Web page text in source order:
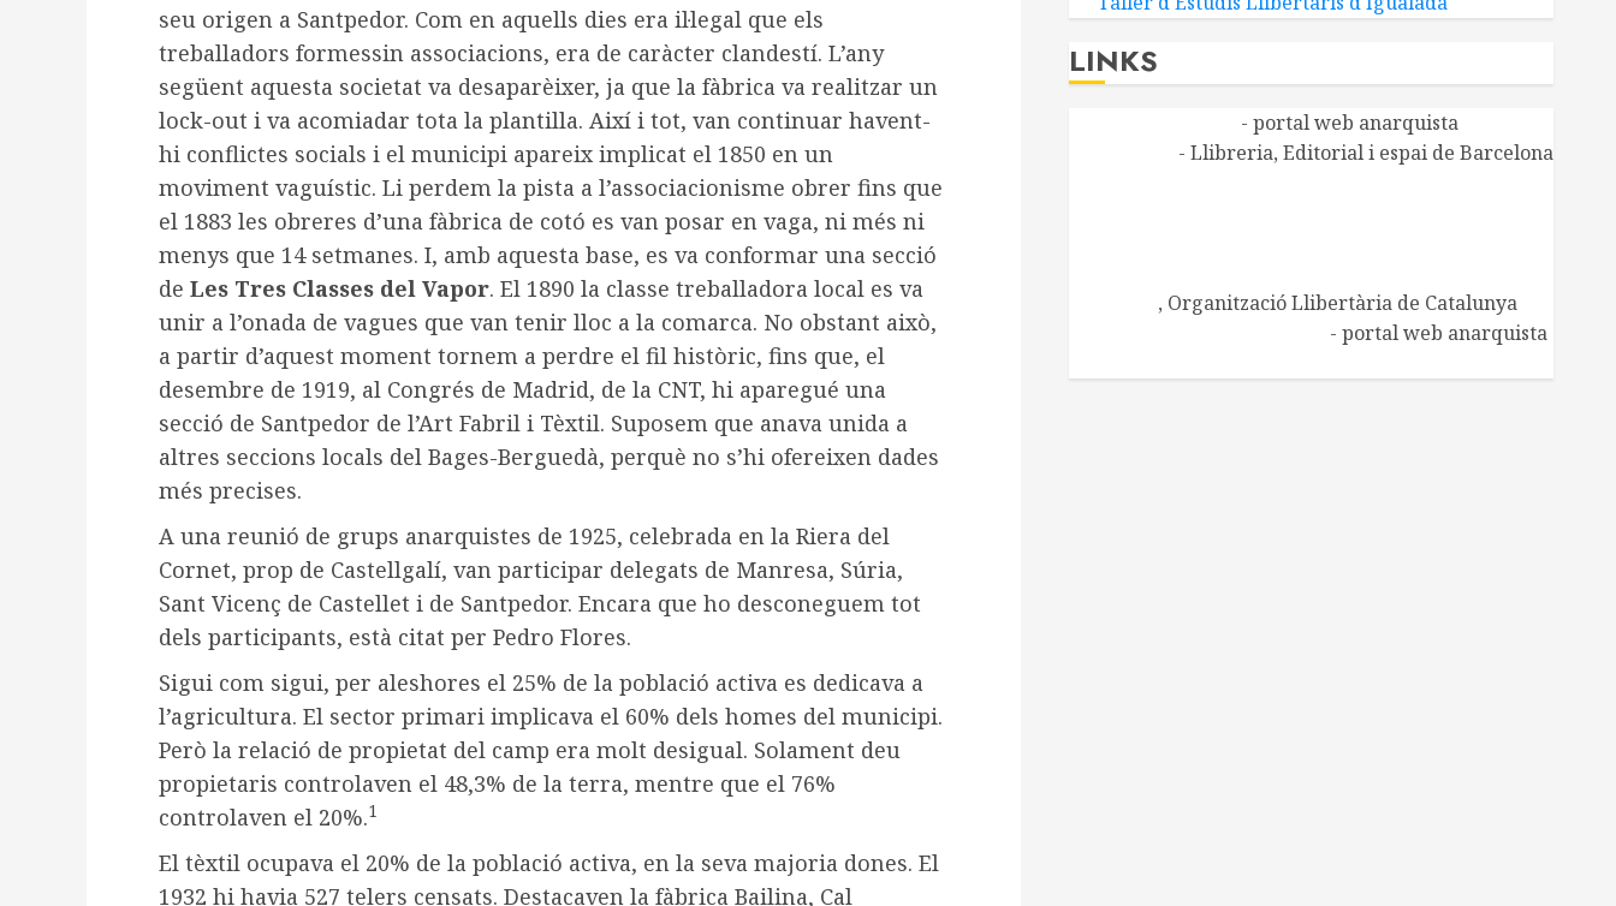
seu origen a Santpedor. Com en aquells dies era il·legal que els
treballadors formessin associacions, era de caràcter clandestí. L’any
següent aquesta societat va desaparèixer, ja que la fàbrica va realitzar un
lock-out i va acomiadar tota la plantilla. Així i tot, van continuar havent-
hi conflictes socials i el municipi apareix implicat el 1850 en un
moviment vaguístic. Li perdem la pista a l’associacionisme obrer fins que
el 1883 les obreres d’una fàbrica de cotó es van posar en vaga, ni més ni
menys que 14 setmanes. I, amb aquesta base, es va conformar una secció
de Les Tres Classes del Vapor. El 1890 la classe treballadora local es va
unir a l’onada de vagues que van tenir lloc a la comarca. No obstant això,
a partir d’aquest moment tornem a perdre el fil històric, fins que, el
desembre de 1919, al Congrés de Madrid, de la CNT, hi aparegué una
secció de Santpedor de l’Art Fabril i Tèxtil. Suposem que anava unida a
altres seccions locals del Bages-Berguedà, perquè no s’hi ofereixen dades
més precises.
A una reunió de grups anarquistes de 1925, celebrada en la Riera del
Cornet, prop de Castellgalí, van participar delegats de Manresa, Súria,
Sant Vicenç de Castellet i de Santpedor. Encara que ho desconeguem tot
dels participants, està citat per Pedro Flores.
Sigui com sigui, per aleshores el 25% de la població activa es dedicava a
l’agricultura. El sector primari implicava el 60% dels homes del municipi.
Però la relació de propietat del camp era molt desigual. Solament deu
propietaris controlaven el 48,3% de la terra, mentre que el 76%
controlaven el 20%.1
El tèxtil ocupava el 20% de la població activa, en la seva majoria dones. El
1932 hi havia 527 telers censats. Destacaven la fàbrica Bailina, Cal
LINKS
- portal web anarquista
- Llibreria, Editorial i espai de Barcelona
, Organització Llibertària de Catalunya
- portal web anarquista